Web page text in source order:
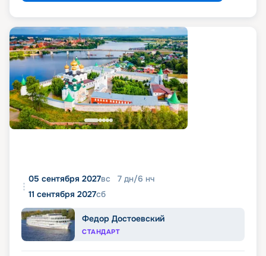
05 сентября 2027вс 7 дн/6 нч
11 сентября 2027сб
Федор Достоевский
СТАНДАРТ